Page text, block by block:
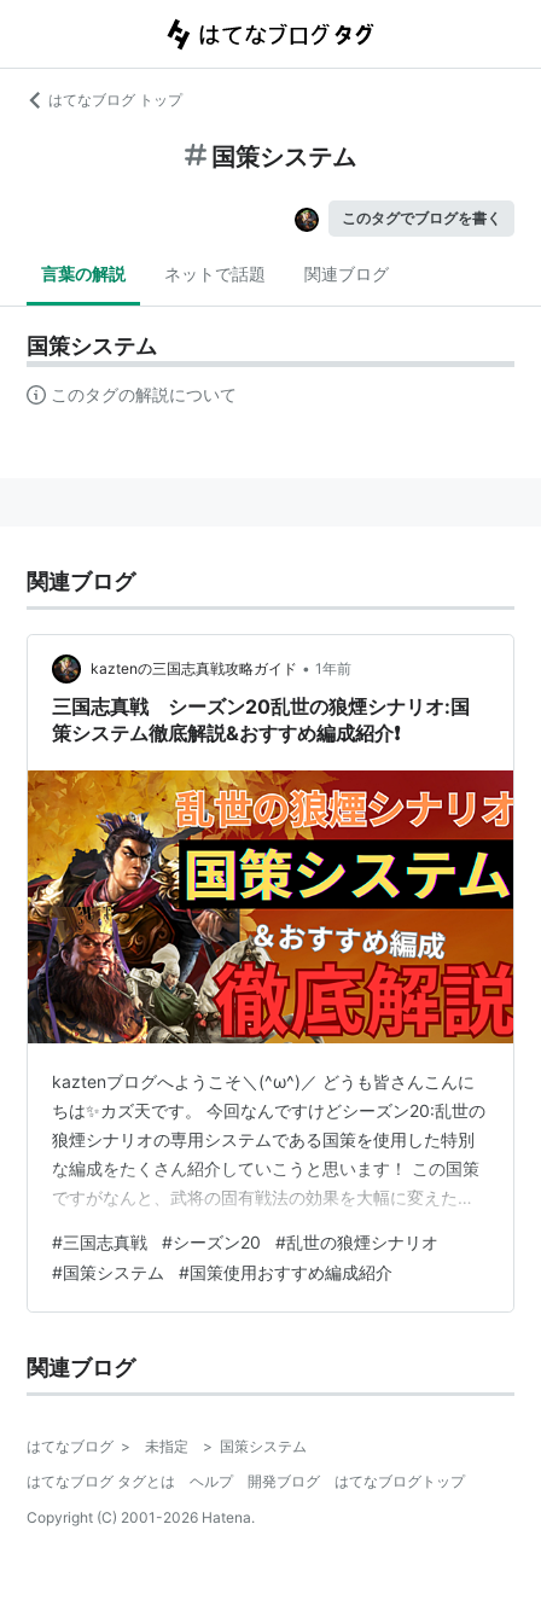
はてなブログ トップ
国策システム
このタグでブログを書く
言葉の解説 ネットで話題 関連ブログ
国策システム
このタグの解説について
関連ブログ
kaztenの三国志真戦攻略ガイド • 1年前
三国志真戦 シーズン20乱世の狼煙シナリオ:国
策システム徹底解説&おすすめ編成紹介❗️
kaztenブログへようこそ＼(^ω^)／ どうも皆さんこんに
ちは✨カズ天です。 今回なんですけどシーズン20:乱世の
狼煙シナリオの専用システムである国策を使用した特別
な編成をたくさん紹介していこうと思います！ この国策
ですがなんと、武将の固有戦法の効果を大幅に変えたり
っておいた方が良いことなのでぜひ最後まで見ていって
ください！ それではやっていきましょう( ´ ▽ ` )ﾉ < 目
次 > １ 乱世の狼煙シナリオ解説 ・ 国策システム解説 ・
日目解放) ・ 兵を興し蓋を討つ ・ 群雄…
#三国志真戦 #シーズン20 #乱世の狼煙シナリオ
#国策システム #国策使用おすすめ編成紹介
関連ブログ
はてなブログ > 未指定 > 国策システム
はてなブログ タグとは
ヘルプ 開発ブログ
はてなブログトップ
Copyright (C) 2001-2026 Hatena.